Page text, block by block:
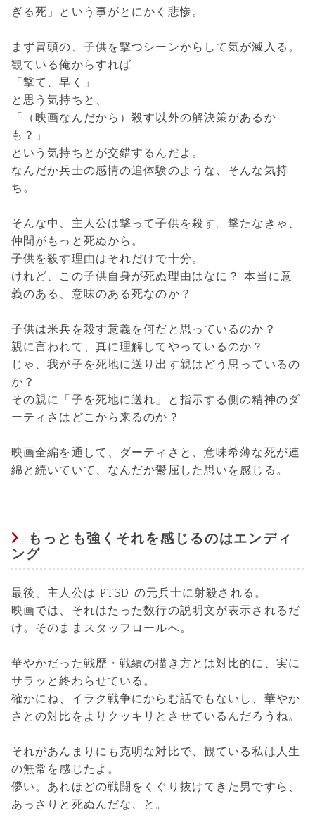
ぎる死」という事がとにかく悲惨。
まず冒頭の、子供を撃つシーンからして気が滅入る。
観ている俺からすれば
「撃て、早く」
と思う気持ちと、
「（映画なんだから）殺す以外の解決策があるか
も？」
という気持ちとが交錯するんだよ。
なんだか兵士の感情の追体験のような、そんな気持
ち。
そんな中、主人公は撃って子供を殺す。撃たなきゃ、
仲間がもっと死ぬから。
子供を殺す理由はそれだけで十分。
けれど、この子供自身が死ぬ理由はなに？ 本当に意
義のある、意味のある死なのか？
子供は米兵を殺す意義を何だと思っているのか？
親に言われて、真に理解してやっているのか？
じゃ、我が子を死地に送り出す親はどう思っているの
か？
その親に「子を死地に送れ」と指示する側の精神のダ
ーティさはどこから来るのか？
映画全編を通して、ダーティさと、意味希薄な死が連
綿と続いていて、なんだか鬱屈した思いを感じる。
もっとも強くそれを感じるのはエンディ
ング
最後、主人公は PTSD の元兵士に射殺される。
映画では、それはたった数行の説明文が表示されるだ
け。そのままスタッフロールへ。
華やかだった戦歴・戦績の描き方とは対比的に、実に
サラッと終わらせている。
確かにね、イラク戦争にからむ話でもないし、華やか
さとの対比をよりクッキリとさせているんだろうね。
それがあんまりにも克明な対比で、観ている私は人生
の無常を感じたよ。
儚い。あれほどの戦闘をくぐり抜けてきた男ですら、
あっさりと死ぬんだな、と。